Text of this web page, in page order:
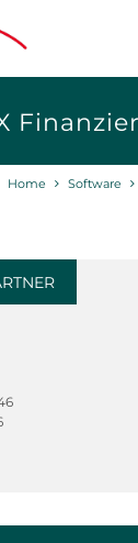
Home Software